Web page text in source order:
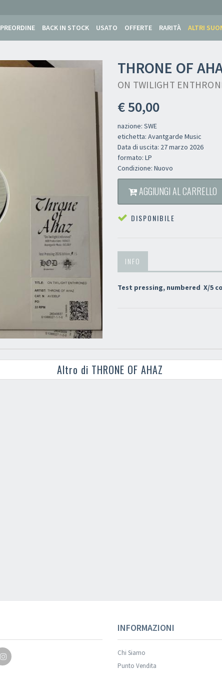
PREORDINE BACK IN STOCK USATO OFFERTE RARITÀ ALTRI
THRONE OF
ON TWILIGHT
€ 50,00
nazione: SWE
etichetta: Avantgarde Music
Data di uscita: 27 marzo 2026
formato: LP
Condizione: Nuovo
AGGIUNGI AL CARRELLO
DISPONIBILE
INFO
Test pressing, numbered X/5
Altro di THRONE OF AHAZ
INFORMAZIONI
Chi Siamo
Punto Vendita